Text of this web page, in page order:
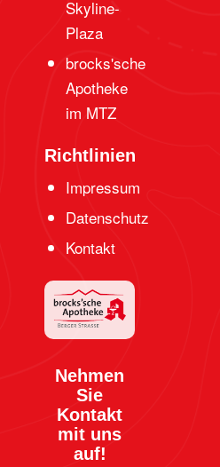
Skyline-
Plaza
brocks'sche
Apotheke
im MTZ
Richtlinien
Impressum
Datenschutz
Kontakt
Nehmen
Sie
Kontakt
mit uns
auf!